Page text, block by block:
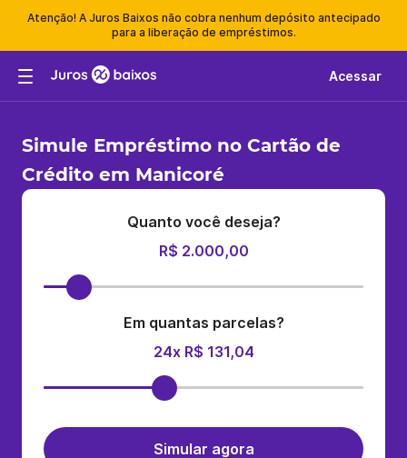
Atenção! A Juros Baixos não cobra nenhum depósito antecipado
para a liberação de empréstimos.
Acessar
Simule Empréstimo no Cartão de
Crédito em Manicoré
Quanto você deseja?
R$ 2.000,00
Em quantas parcelas?
24x R$ 131,04
Simular agora